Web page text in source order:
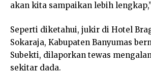
akan kita sampaikan lebih
Seperti diketahui, jukir di Hotel
Sokaraja, Kabupaten Banyumas
Subekti, dilaporkan tewas
sekitar dada.